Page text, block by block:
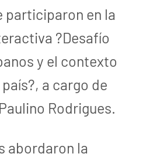
participaron en la
?Desafío
y el contexto
a cargo de
Rodrigues.
abordaron la